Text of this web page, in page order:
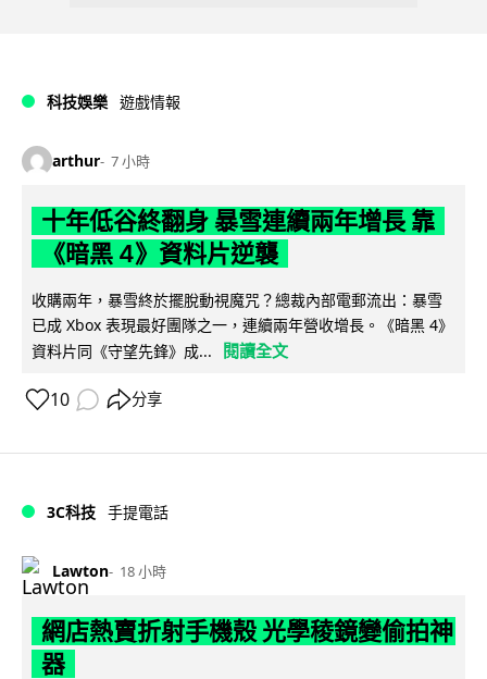
科技娛樂 遊戲情報
arthur 7 小時
十年低谷終翻身 暴雪連續兩年增長 靠
《暗黑 4》資料片逆襲
收購兩年，暴雪終於擺脫動視魔咒？總裁內部電郵流出：暴雪
已成 Xbox 表現最好團隊之一，連續兩年營收增長。《暗黑 4》
資料片同《守望先鋒》成...
閱讀全文
10 分享
3C科技 手提電話
Lawton 18 小時
網店熱賣折射手機殼 光學稜鏡變偷拍神
器